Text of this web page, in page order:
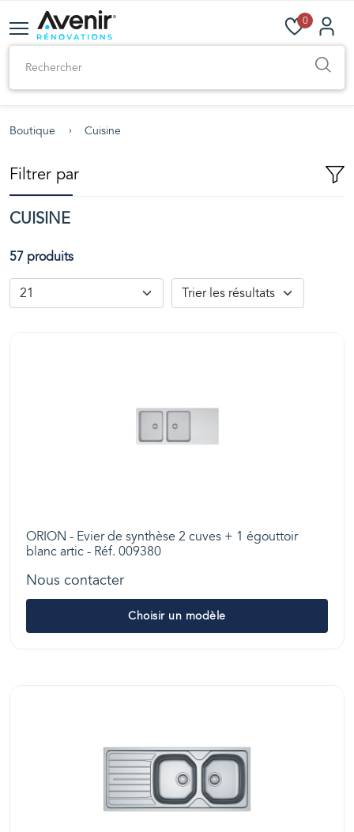
0
Boutique Cuisine
Filtrer par
CUISINE
57 produits
ORION - Evier de synthèse 2 cuves + 1 égouttoir
blanc artic - Réf. 009380
Nous contacter
Choisir un modèle